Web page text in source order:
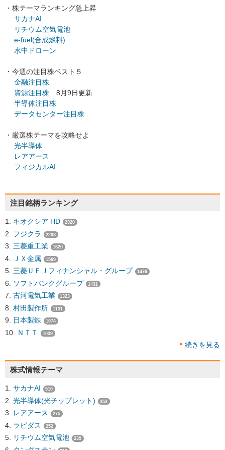
・株テーマランキング急上昇
サカナAI
リチウム空気電池
e-fuel(合成燃料)
水中ドローン
・今週の注目株ベスト５
金融注目株
資源注目株 8月9日更新
半導体注目株
データセンター注目株
・厳選株テーマを攻略せよ
光半導体
レアアース
フィジカルAI
注目銘柄ランキング
キオクシア HD 2920
フジクラ 2208
三菱重工業 1620
ＪＸ金属 1569
三菱ＵＦＪフィナンシャル・グループ 1476
ソフトバンクグループ 1431
古河電気工業 1323
村田製作所 1131
日本製鉄 1074
ＮＴＴ 1039
続きを見る
株式情報テーマ
サカナAI 510
光半導体(光チップレット) 353
レアアース 275
ラピダス 252
リチウム空気電池 239